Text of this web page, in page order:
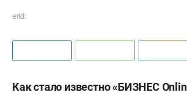
erid:
Как стало известно «БИЗНЕС